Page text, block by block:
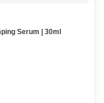
Serum | 30ml